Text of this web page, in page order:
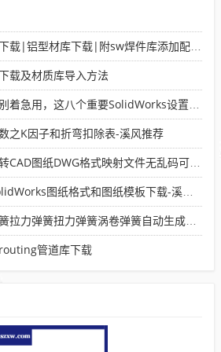
铝型材库下载|附sw焊件库添加配置使用教程
载及材质库导入方法
这八个重要SolidWorks设置可以提高你的画图效率
之K因子和折弯扣除表-溪风推荐
纸DWG格式映射文件无乱码可分层-溪风亲测推荐
图纸格式和图纸模板下载-溪风专用版
弹簧扭力弹簧涡卷弹簧自动生成宏程序下载
管道库下载